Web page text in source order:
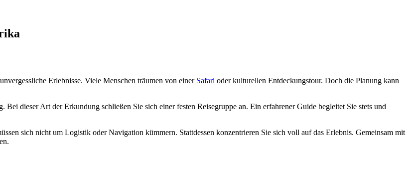
Erlebnisse. Viele Menschen träumen von einer Safari oder kulturellen Entdeckungstour. Doch die Planung kann
dieser Art der Erkundung schließen Sie sich einer festen Reisegruppe an. Ein erfahrener Guide begleitet Sie stets und
sich nicht um Logistik oder Navigation kümmern. Stattdessen konzentrieren Sie sich voll auf das Erlebnis. Gemeinsam mit